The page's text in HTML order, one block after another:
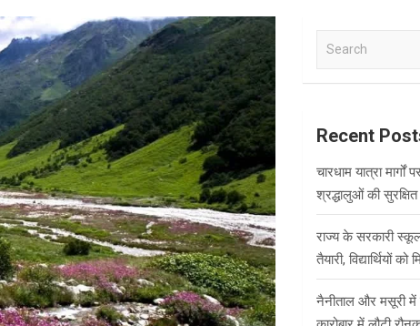
a
c
Recent
चारधाम यात्रा
श्रद्धालुओं की
राज्य के सरकारी
तैयारी, विद्यार्थियों
नैनीताल और मसूरी में